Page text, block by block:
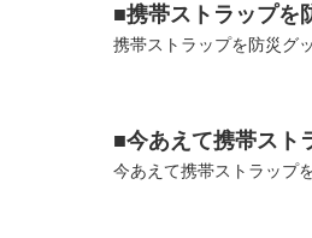
■携帯ストラップを
携帯ストラップを防災グ
■今あえて携帯スト
今あえて携帯ストラップ